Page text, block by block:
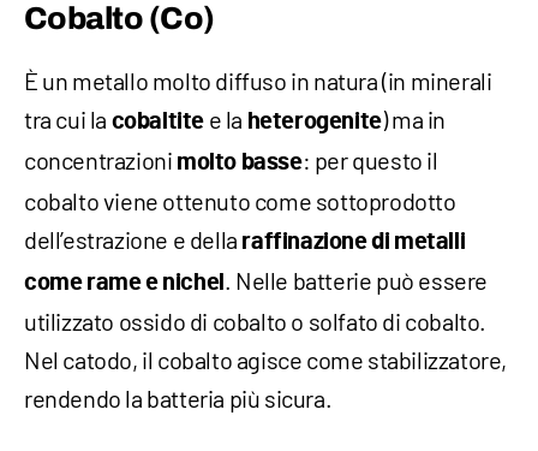
Cobalto (Co)
È un metallo molto diffuso in natura (in minerali
tra cui la cobaltite e la heterogenite) ma in
concentrazioni molto basse: per questo il
cobalto viene ottenuto come sottoprodotto
dell’estrazione e della raffinazione di metalli
come rame e nichel . Nelle batterie può essere
utilizzato ossido di cobalto o solfato di cobalto.
Nel catodo, il cobalto agisce come stabilizzatore,
rendendo la batteria più sicura.